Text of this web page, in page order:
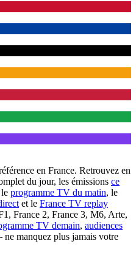
en France. Retrouvez en
du jour, les émissions ce
programme TV du matin, le
et le France TV replay
France 2, France 3, M6, Arte,
TV demain, audiences
manquez plus jamais votre